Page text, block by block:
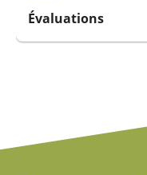
Évaluations